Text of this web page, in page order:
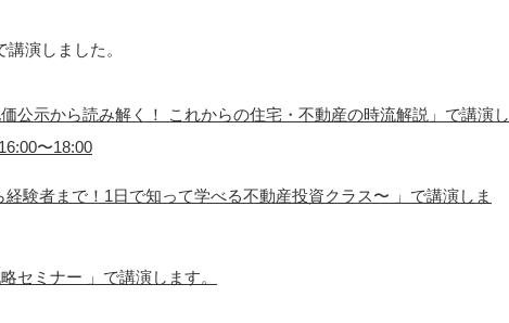
演しました。
公示から読み解く！ これからの住宅・不動産の時流解説」で講演し
〜18:00
験者まで！1日で知って学べる不動産投資クラス〜 」で講演しま
セミナー 」で講演します。